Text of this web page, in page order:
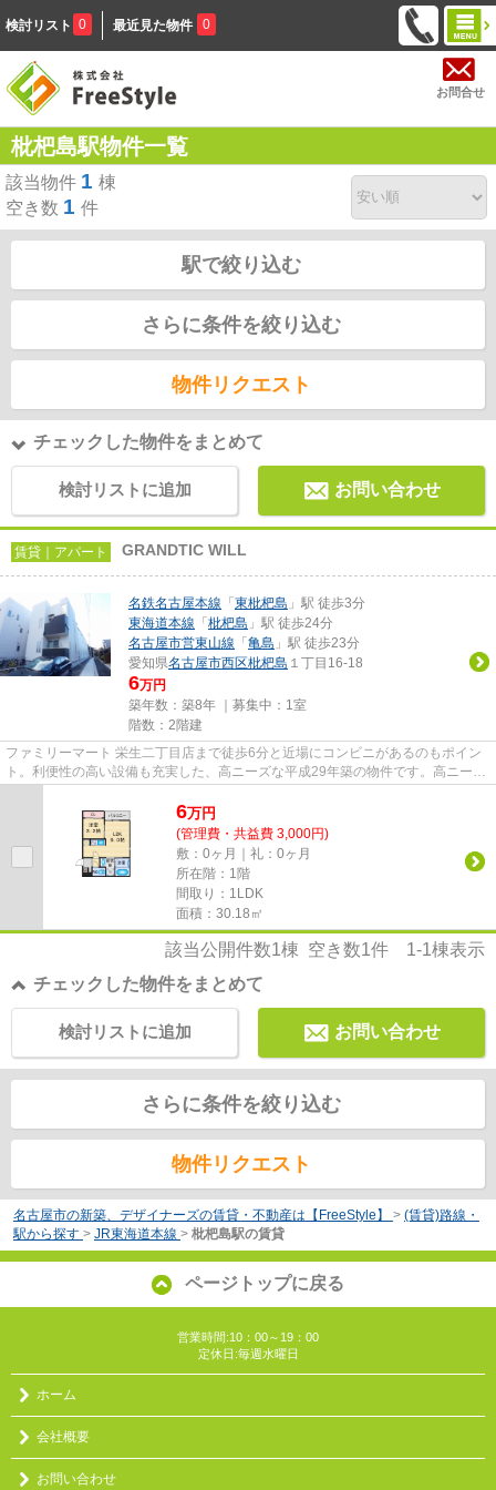
検討リスト 0 最近見た物件 0
お問合せ
枇杷島駅物件一覧
該当物件 1 棟
空き数 1 件
駅で絞り込む
さらに条件を絞り込む
物件リクエスト
チェックした物件をまとめて
検討リストに追加 お問い合わせ
賃貸｜アパート GRANDTIC WILL
名鉄名古屋本線 「 東枇杷島 」駅 徒歩3分
東海道本線 「 枇杷島 」駅 徒歩24分
名古屋市営東山線 「 亀島 」駅 徒歩23分
愛知県名古屋市西区枇杷島 １丁目16-18
6万円
築年数：築8年 ｜募集中： 1室
階数：2階建
ファミリーマート 栄生二丁目店まで徒歩6分と近場にコンビニがあるのもポイン
ト。利便性の高い設備も充実した、高ニーズな平成29年築の物件です。高ニーズ
6万円
(管理費・共益費 3,000円)
敷：0ヶ月｜礼：0ヶ月
所在階：1階
間取り：1LDK
面積：30.18㎡
該当公開件数1棟 空き数1件 1-1棟表示
チェックした物件をまとめて
お問い合わせ
検討リストに追加
さらに条件を絞り込む
物件リクエスト
名古屋市の新築、デザイナーズの賃貸・不動産は【FreeStyle】 > (賃貸)路線・
駅から探す > JR東海道本線 > 枇杷島駅の賃貸
ページトップに戻る
営業時間:10：00～19：00
定休日:毎週水曜日
ホーム
会社概要
お問い合わせ